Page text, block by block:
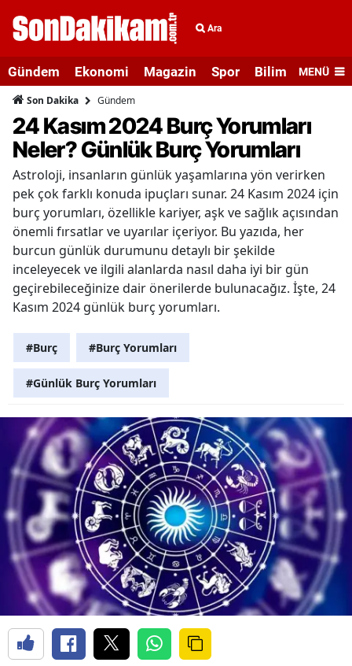
Ara
Gündem Ekonomi Magazin Spor Bilim veMENÜ
Son Dakika Gündem
24 Kasım 2024 Burç Yorumları
Neler? Günlük Burç Yorumları
Astroloji, insanların günlük yaşamlarına yön verirken
pek çok farklı konuda ipuçları sunar. 24 Kasım 2024 için
burç yorumları, özellikle kariyer, aşk ve sağlık açısından
önemli fırsatlar ve uyarılar içeriyor. Bu yazıda, her
burcun günlük durumunu detaylı bir şekilde
inceleyecek ve ilgili alanlarda nasıl daha iyi bir gün
geçirebileceğinize dair önerilerde bulunacağız. İşte, 24
Kasım 2024 günlük burç yorumları.
#Burç #Burç Yorumları
#Günlük Burç Yorumları